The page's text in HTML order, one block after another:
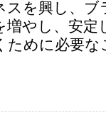
スを興し、
やし、安定
ために必要